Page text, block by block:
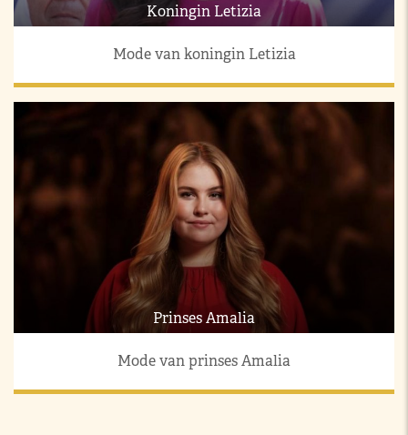
Koningin Letizia
Mode van koningin Letizia
Prinses Amalia
Mode van prinses Amalia